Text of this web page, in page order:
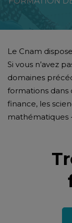
Le Cnam
Si vous n’avez
domaines
formations dans
finance, les
mathématiques